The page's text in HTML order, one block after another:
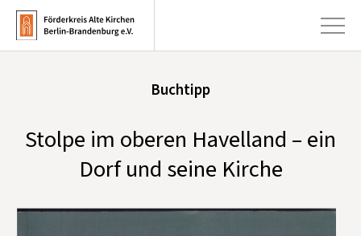
Kirchen +
Kunst & Kultur +
Buchtipp
Stolpe im oberen Havelland – ein
Dorf und seine Kirche